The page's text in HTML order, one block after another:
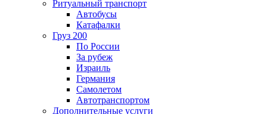
Ритуальный транспорт
Автобусы
Катафалки
Груз 200
По России
За рубеж
Израиль
Германия
Самолетом
Автотранспортом
Дополнительные услуги